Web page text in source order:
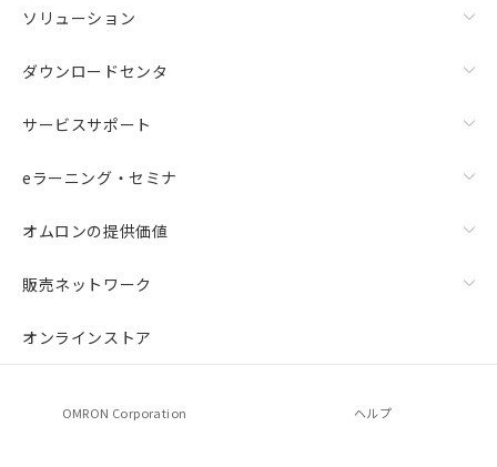
ソリューション
ダウンロードセンタ
サービスサポート
eラーニング・セミナ
オムロンの提供価値
販売ネットワーク
オンラインストア
OMRON Corporation ヘルプ